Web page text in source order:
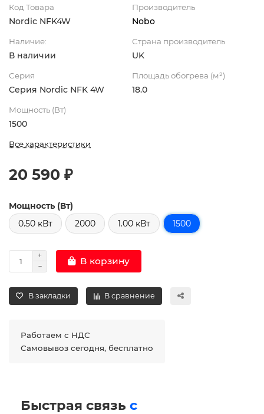
Код Товара
Nordic NFK4W
Производитель
Nobo
Наличие:
В наличии
Страна производитель
UK
Серия
Серия Nordic NFK 4W
Площадь обогрева (м²)
18.0
Мощность (Вт)
1500
Все характеристики
20 590 ₽
Мощность (Вт)
0.50 кВт
2000 1.00 кВт 1500
В корзину
В закладки В сравнение
Работаем с НДС
Самовывоз сегодня, бесплатно
Быстрая связь с